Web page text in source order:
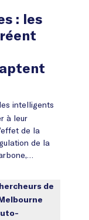
: les
intelligents
à leur
de la
de la
de